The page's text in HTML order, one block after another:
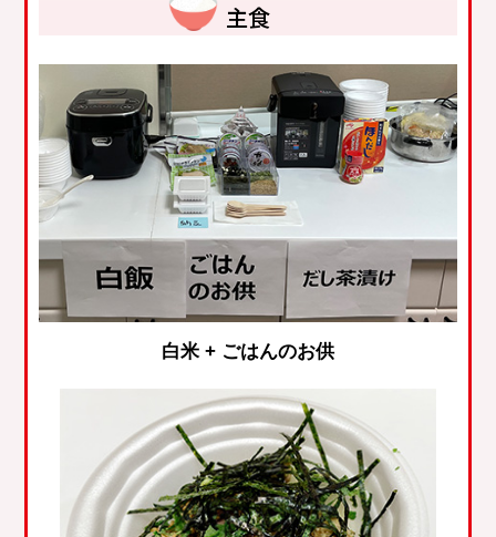
主食
白米 + ごはんのお供